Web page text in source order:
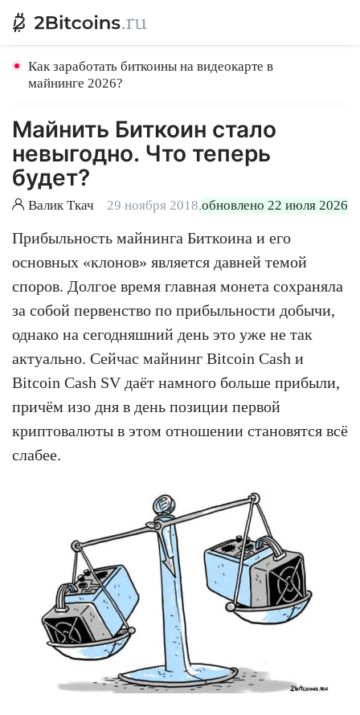
Как заработать биткоины на видеокарте в
майнинге 2026?
Майнить Биткоин стало
невыгодно. Что теперь
будет?
Валик Ткач 29 ноября 2018,обновлено 22 июля 2026
Прибыльность майнинга Биткоина и его
основных «клонов» является давней темой
споров. Долгое время главная монета сохраняла
за собой первенство по прибыльности добычи,
однако на сегодняшний день это уже не так
актуально. Сейчас майнинг Bitcoin Cash и
Bitcoin Cash SV даёт намного больше прибыли,
причём изо дня в день позиции первой
криптовалюты в этом отношении становятся всё
слабее.